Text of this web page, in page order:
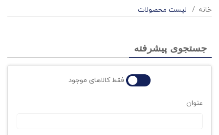
خانه لیست محصولات
جستجوی پیشرفته
فقط کالاهای موجود
عنوان